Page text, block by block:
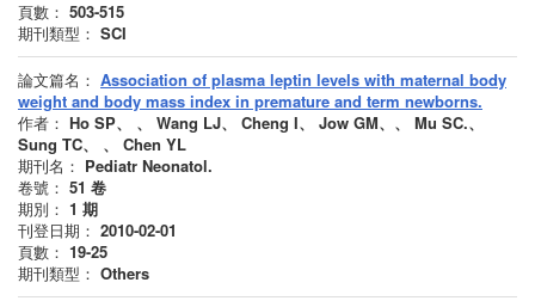
頁數： 503-515
期刊類型： SCI
論文篇名： Association of plasma leptin levels with maternal body
weight and body mass index in premature and term newborns.
作者： Ho SP、 、 Wang LJ、 Cheng I、 Jow GM、、 Mu SC.、
Sung TC、 、 Chen YL
期刊名： Pediatr Neonatol.
卷號： 51 卷
期別： 1 期
刊登日期： 2010-02-01
頁數： 19-25
期刊類型： Others